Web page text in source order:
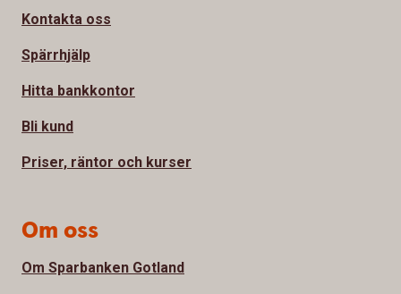
Kontakta oss
Spärrhjälp
Hitta bankkontor
Bli kund
Priser, räntor och kurser
Om oss
Om Sparbanken Gotland